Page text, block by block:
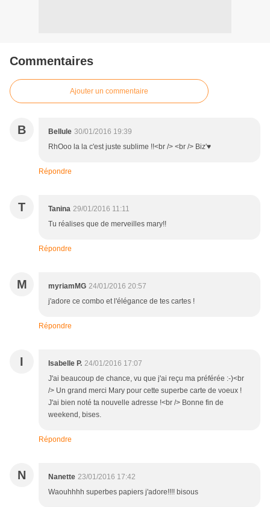
Commentaires
Ajouter un commentaire
B Bellule 30/01/2016 19:39
RhOoo la la c'est juste sublime !!<br /> <br /> Biz'♥
Répondre
T Tanina 29/01/2016 11:11
Tu réalises que de merveilles mary!!
Répondre
M myriamMG 24/01/2016 20:57
j'adore ce combo et l'élégance de tes cartes !
Répondre
I Isabelle P. 24/01/2016 17:07
J'ai beaucoup de chance, vu que j'ai reçu ma préférée :-)<br
/> Un grand merci Mary pour cette superbe carte de voeux !
J'ai bien noté ta nouvelle adresse !<br /> Bonne fin de
weekend, bises.
Répondre
N Nanette 23/01/2016 17:42
Waouhhhh superbes papiers j'adore!!!! bisous